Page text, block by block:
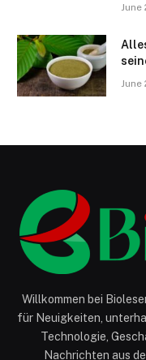
June
June
Willkommen bei
für Neuigkeiten,
Technologie,
Nachrichten aus